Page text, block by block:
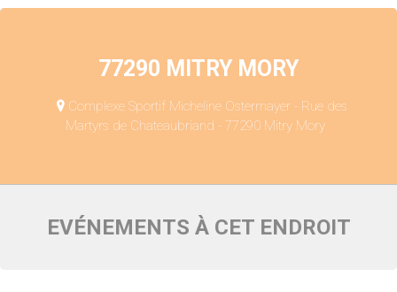
77290 MITRY MORY
Complexe Sportif Micheline Ostermayer - Rue des
Martyrs de Chateaubriand - 77290 Mitry Mory
EVÉNEMENTS À CET ENDROIT